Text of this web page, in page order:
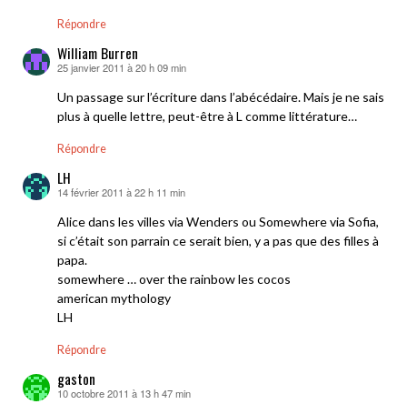
Répondre
William Burren
dit :
25 janvier 2011 à 20 h 09 min
Un passage sur l’écriture dans l’abécédaire. Mais je ne sais
plus à quelle lettre, peut-être à L comme littérature…
Répondre
LH
dit :
14 février 2011 à 22 h 11 min
Alice dans les villes via Wenders ou Somewhere via Sofia,
si c’était son parrain ce serait bien, y a pas que des filles à
papa.
somewhere … over the rainbow les cocos
american mythology
LH
Répondre
gaston
dit :
10 octobre 2011 à 13 h 47 min